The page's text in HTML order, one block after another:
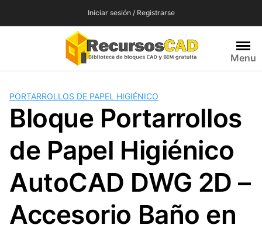
Iniciar sesión / Registrarse
Menu
PORTARROLLOS DE PAPEL HIGIÉNICO
Bloque Portarrollos
de Papel Higiénico
AutoCAD DWG 2D –
Accesorio Baño en